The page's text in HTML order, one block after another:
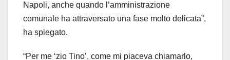
Napoli, anche quando l’amministrazione
comunale ha attraversato una fase molto delicata”,
ha spiegato.
“Per me ‘zio Tino’, come mi piaceva chiamarlo,